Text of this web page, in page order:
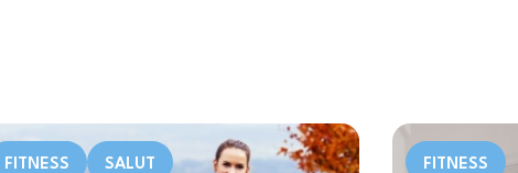
FITNESS SALUT FITNESS